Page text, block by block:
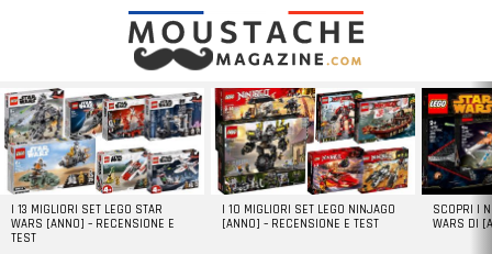
LATEST
STORIES
I 13 MIGLIORI SET LEGO STAR
WARS [ANNO] – RECENSIONE E
TEST
I 10 MIGLIORI SET LEGO NINJAGO
[ANNO] – RECENSIONE E TEST
SCOPRI I
WARS DI